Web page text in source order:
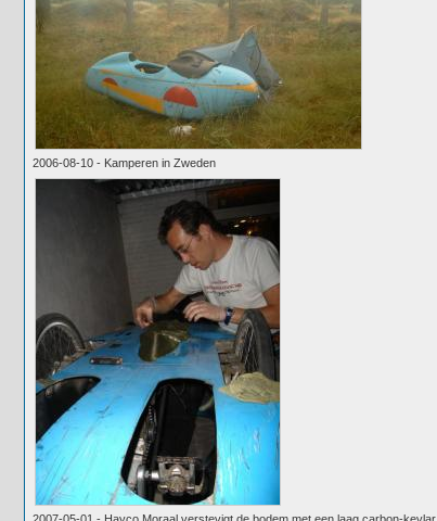
2006-08-10 - Kamperen in Zweden